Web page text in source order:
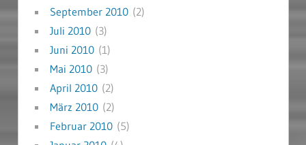
September 2010(2)
Juli 2010(3)
Juni 2010(1)
Mai 2010(3)
April 2010(2)
März 2010(2)
Februar 2010(5)